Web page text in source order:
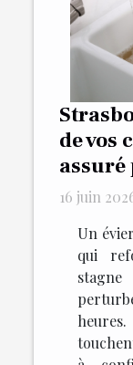
de vos
16 juin
Un
qui